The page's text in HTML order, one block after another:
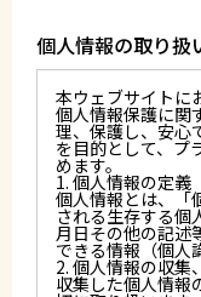
個人情報の取り扱
本ウェブサイトに
個人情報保護に関
理、保護し、安心
を目的として、プ
めます。
1. 個人情報の定義
個人情報とは、「
される生存する個
月日その他の記述
できる情報（個人
2. 個人情報の収集
収集した個人情報